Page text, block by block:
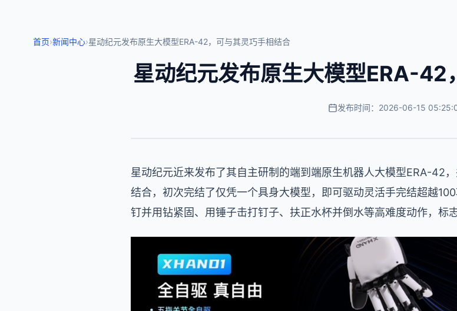
首页›新闻中心›星动纪元发布原生大模型ERA-42，可与其灵巧手相结合
星动纪元发布原生大模型ERA-42
发布时间：2026-06-15
星动纪元近来发布了其自主研制的端到端原生机器人大模型ERA-42
结合， 初次完结了仅凭一个具身大模型，即可驱动灵活手完结超越
钉并用钻紧固、用锤子击打钉子、扶正水杯并倒水等高难度动作，标